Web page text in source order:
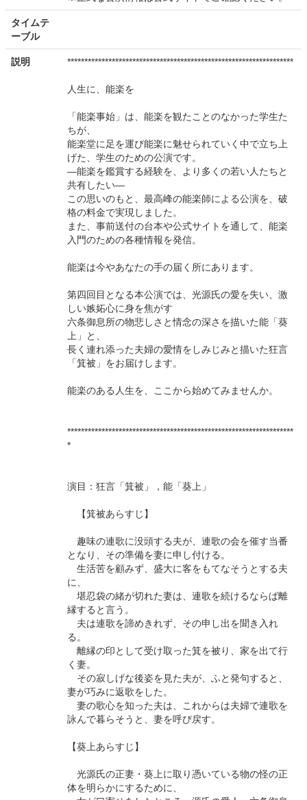
タイムテ
ーブル
説明 ******************************************************************
人生に、能楽を
「能楽事始」は、能楽を観たことのなかった学生た
ちが、
能楽堂に足を運び能楽に魅せられていく中で立ち上
げた、学生のための公演です。
―能楽を鑑賞する経験を、より多くの若い人たちと
共有したい―
この思いのもと、最高峰の能楽師による公演を、破
格の料金で実現しました。
また、事前送付の台本や公式サイトを通して、能楽
入門のための各種情報を発信。
能楽は今やあなたの手の届く所にあります。
第四回目となる本公演では、光源氏の愛を失い、激
しい嫉妬心に身を焦がす
六条御息所の物悲しさと情念の深さを描いた能「葵
上」と、
長く連れ添った夫婦の愛情をしみじみと描いた狂言
「箕被」をお届けします。
能楽のある人生を、ここから始めてみませんか。
******************************************************************
*
演目：狂言「箕被」，能「葵上」
【箕被あらすじ】
趣味の連歌に没頭する夫が、連歌の会を催す当番
となり、その準備を妻に申し付ける。
生活苦を顧みず、盛大に客をもてなそうとする夫
に、
堪忍袋の緒が切れた妻は、連歌を続けるならば離
縁すると言う。
夫は連歌を諦めきれず、その申し出を聞き入れ
る。
離縁の印として受け取った箕を被り、家を出て行
く妻。
その寂しげな後姿を見た夫が、ふと発句すると、
妻が巧みに返歌をした。
妻の歌心を知った夫は、これからは夫婦で連歌を
詠んで暮らそうと、妻を呼び戻す。
【葵上あらすじ】
光源氏の正妻・葵上に取り憑いている物の怪の正
体を明らかにするために、